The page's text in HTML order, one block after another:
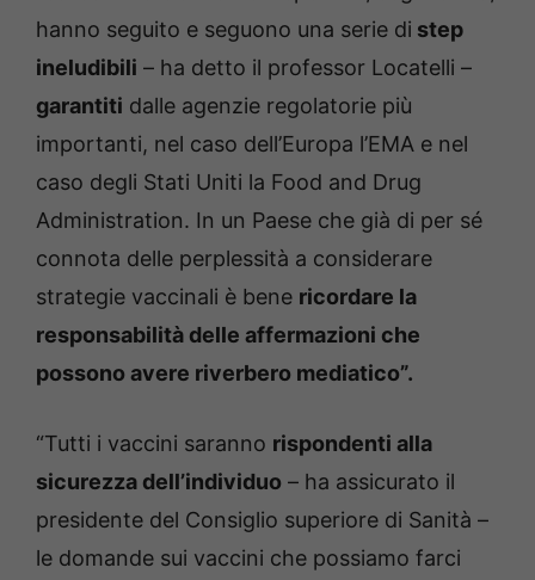
hanno seguito e seguono una serie di step
ineludibili – ha detto il professor Locatelli –
garantiti dalle agenzie regolatorie più
importanti, nel caso dell’Europa l’EMA e nel
caso degli Stati Uniti la Food and Drug
Administration. In un Paese che già di per sé
connota delle perplessità a considerare
strategie vaccinali è bene ricordare la
responsabilità delle affermazioni che
possono avere riverbero mediatico”.
“Tutti i vaccini saranno rispondenti alla
sicurezza dell’individuo – ha assicurato il
presidente del Consiglio superiore di Sanità –
le domande sui vaccini che possiamo farci